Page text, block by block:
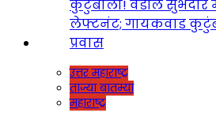
उत्तर महाराष्ट्र
ताज्या बातम्या
महाराष्ट्र